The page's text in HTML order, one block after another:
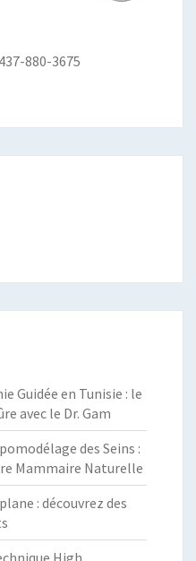
880-3675
Guidée en Tunisie : le
avec le Dr. Gam
des Seins :
Mammaire Naturelle
: découvrez des